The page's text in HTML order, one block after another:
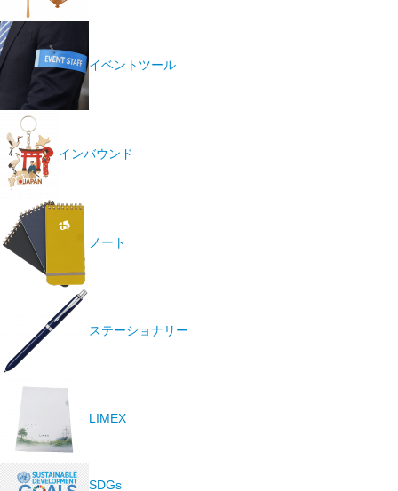
イベントツール
インバウンド
ノート
ステーショナリー
LIMEX
SDGs